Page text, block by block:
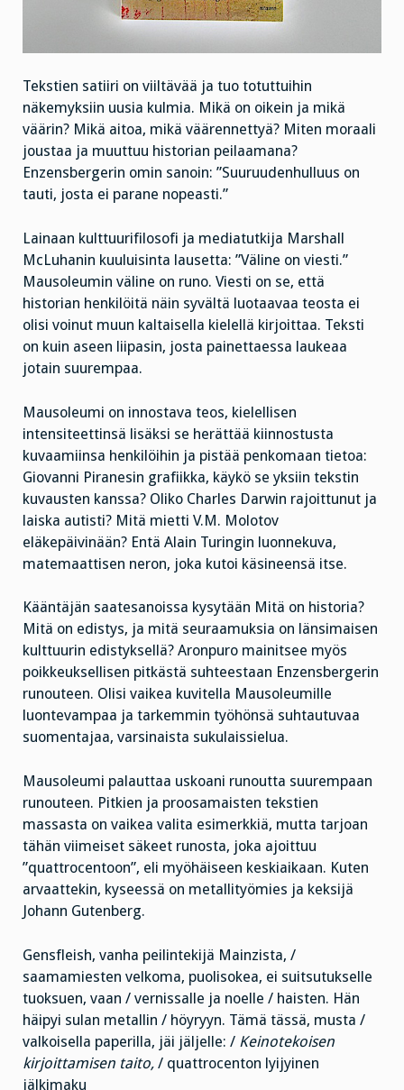
Tekstien satiiri on viiltävää ja tuo totuttuihin
näkemyksiin uusia kulmia. Mikä on oikein ja mikä
väärin? Mikä aitoa, mikä väärennettyä? Miten moraali
joustaa ja muuttuu historian peilaamana?
Enzensbergerin omin sanoin: ”Suuruudenhulluus on
tauti, josta ei parane nopeasti.”
Lainaan kulttuurifilosofi ja mediatutkija Marshall
McLuhanin kuuluisinta lausetta: ”Väline on viesti.”
Mausoleumin väline on runo. Viesti on se, että
historian henkilöitä näin syvältä luotaavaa teosta ei
olisi voinut muun kaltaisella kielellä kirjoittaa. Teksti
on kuin aseen liipasin, josta painettaessa laukeaa
jotain suurempaa.
Mausoleumi on innostava teos, kielellisen
intensiteettinsä lisäksi se herättää kiinnostusta
kuvaamiinsa henkilöihin ja pistää penkomaan tietoa:
Giovanni Piranesin grafiikka, käykö se yksiin tekstin
kuvausten kanssa? Oliko Charles Darwin rajoittunut ja
laiska autisti? Mitä mietti V.M. Molotov
eläkepäivinään? Entä Alain Turingin luonnekuva,
matemaattisen neron, joka kutoi käsineensä itse.
Kääntäjän saatesanoissa kysytään Mitä on historia?
Mitä on edistys, ja mitä seuraamuksia on länsimaisen
kulttuurin edistyksellä? Aronpuro mainitsee myös
poikkeuksellisen pitkästä suhteestaan Enzensbergerin
runouteen. Olisi vaikea kuvitella Mausoleumille
luontevampaa ja tarkemmin työhönsä suhtautuvaa
suomentajaa, varsinaista sukulaissielua.
Mausoleumi palauttaa uskoani runoutta suurempaan
runouteen. Pitkien ja proosamaisten tekstien
massasta on vaikea valita esimerkkiä, mutta tarjoan
tähän viimeiset säkeet runosta, joka ajoittuu
”quattrocentoon”, eli myöhäiseen keskiaikaan. Kuten
arvaattekin, kyseessä on metallityömies ja keksijä
Johann Gutenberg.
Gensfleish, vanha peilintekijä Mainzista, /
saamamiesten velkoma, puolisokea, ei suitsutukselle
tuoksuen, vaan / vernissalle ja noelle / haisten. Hän
häipyi sulan metallin / höyryyn. Tämä tässä, musta /
valkoisella paperilla, jäi jäljelle: / Keinotekoisen
kirjoittamisen taito, / quattrocenton lyijyinen
jälkimaku